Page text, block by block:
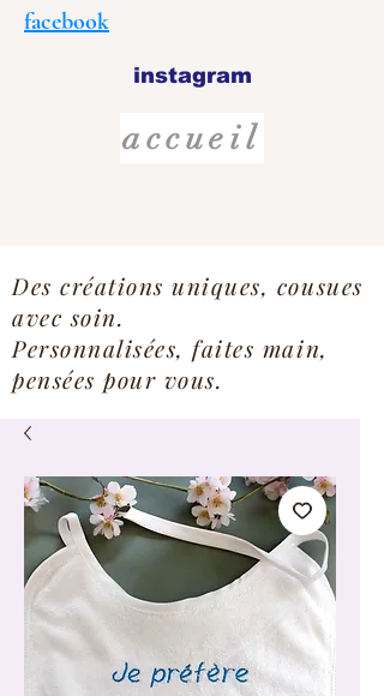
facebook
instagram
accueil
Des créations uniques, cousues
avec soin.
Personnalisées, faites main,
pensées pour vous.